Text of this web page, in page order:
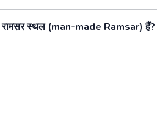
रामसरस्थल(man-made Ramsar)हैं?